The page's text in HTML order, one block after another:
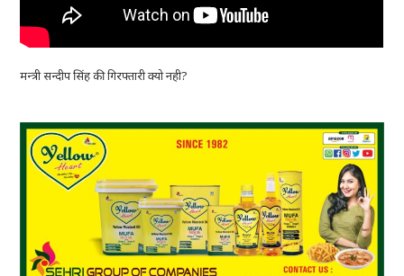
मन्त्री सन्दीप सिंह की गिरफ्तारी क्यो नही?